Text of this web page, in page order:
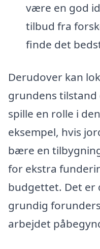
være en god
tilbud fra
finde det
Derudover kan
grundens
spille en rolle i
eksempel, hvis
bære en
for ekstra
budgettet. Det er
grundig
arbejdet